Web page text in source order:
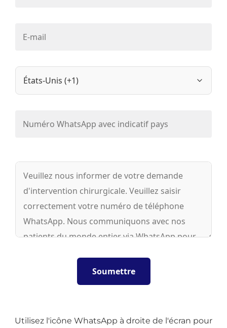
Utilisez l'icône WhatsApp à droite de l'écran pour